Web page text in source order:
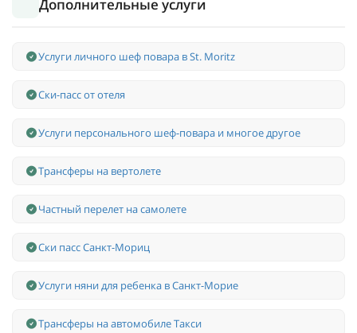
Дополнительные услуги
Услуги личного шеф повара в St. Moritz
Ски-пасс от отеля
Услуги персонального шеф-повара и многое другое
Трансферы на вертолете
Частный перелет на самолете
Ски пасс Санкт-Мориц
Услуги няни для ребенка в Санкт-Морие
Трансферы на автомобиле Такси